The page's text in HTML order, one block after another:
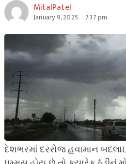
MitalPatel
January 9, 2025 7:37 pm
દેશભરમાં દરરોજ હવામાન